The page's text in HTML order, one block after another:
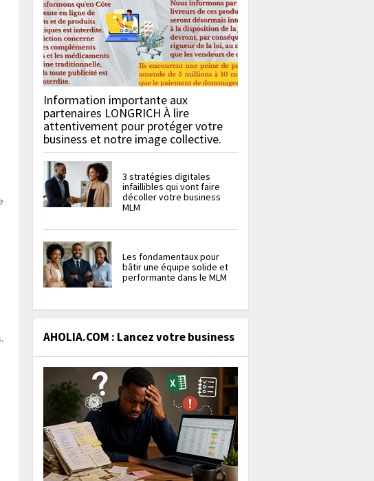
Information importante aux
partenaires LONGRICH À lire
attentivement pour protéger votre
business et notre image collective.
3 stratégies digitales
infaillibles qui vont faire
décoller votre business
MLM
Les fondamentaux pour
bâtir une équipe solide et
performante dans le MLM
AHOLIA.COM : Lancez votre business